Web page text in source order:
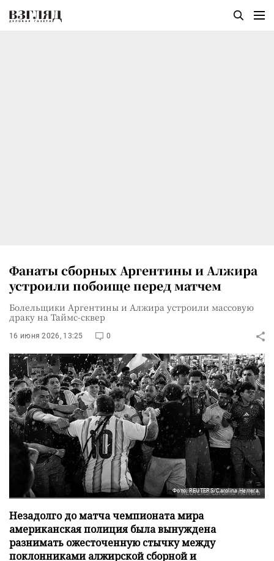
Фанаты сборных Аргентины и Алжира
устроили побоище перед матчем
Болельщики Аргентины и Алжира устроили массовую
драку на Таймс-сквер
16 июня 2026, 13:25 0
Фото: REUTERS/Carolina Herrera
Незадолго до матча чемпионата мира
американская полиция была вынуждена
разнимать ожесточенную стычку между
поклонниками алжирской сборной и